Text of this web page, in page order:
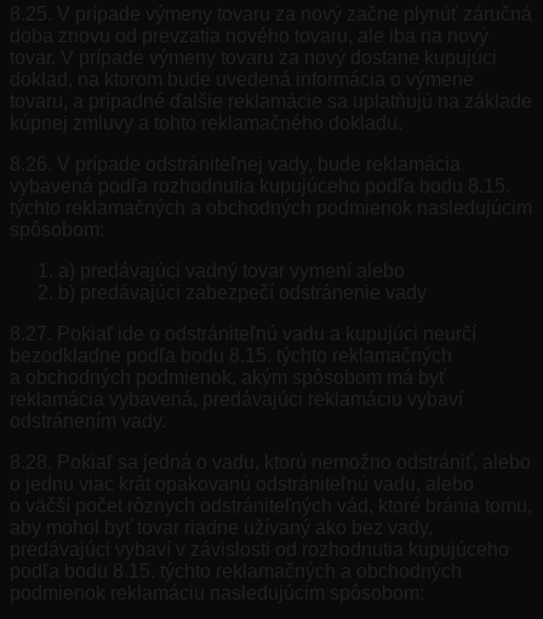
8.25. V prípade výmeny tovaru za nový začne plynúť záručná
doba znovu od prevzatia nového tovaru, ale iba na nový
tovar. V prípade výmeny tovaru za nový dostane kupujúci
doklad, na ktorom bude uvedená informácia o výmene
tovaru, a prípadné ďalšie reklamácie sa uplatňujú na základe
kúpnej zmluvy a tohto reklamačného dokladu.
8.26. V prípade odstrániteľnej vady, bude reklamácia
vybavená podľa rozhodnutia kupujúceho podľa bodu 8.15.
týchto reklamačných a obchodných podmienok nasledujúcim
spôsobom:
a) predávajúci vadný tovar vymení alebo
b) predávajúci zabezpečí odstránenie vady
8.27. Pokiaľ ide o odstrániteľnú vadu a kupujúci neurčí
bezodkladne podľa bodu 8.15. týchto reklamačných
a obchodných podmienok, akým spôsobom má byť
reklamácia vybavená, predávajúci reklamáciu vybaví
odstránením vady.
8.28. Pokiaľ sa jedná o vadu, ktorú nemožno odstrániť, alebo
o jednu viac krát opakovanú odstrániteľnú vadu, alebo
o väčší počet rôznych odstrániteľných vád, ktoré bránia tomu,
aby mohol byť tovar riadne užívaný ako bez vady,
predávajúci vybaví v závislosti od rozhodnutia kupujúceho
podľa bodu 8.15. týchto reklamačných a obchodných
podmienok reklamáciu nasledujúcim spôsobom: